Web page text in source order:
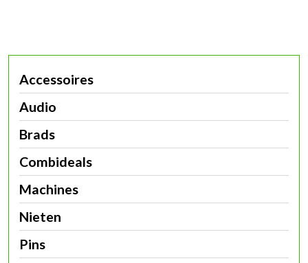
Accessoires
Audio
Brads
Combideals
Machines
Nieten
Pins